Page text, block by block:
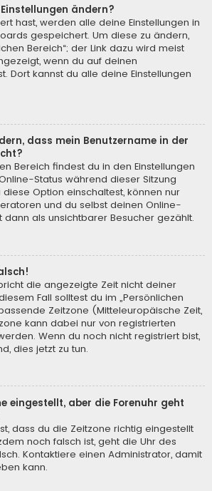
ändern?
hast, werden alle deine Einstellungen in
gespeichert. Um diese zu ändern,
Bereich“; der Link dazu wird meist
wenn du auf deinen
Dort kannst du alle deine Einstellungen
dass mein Benutzername in der
Bereich findest du in den Einstellungen
Status während dieser Sitzung
Option einschaltest, können nur
und du selbst deinen Online-
dann als unsichtbarer Besucher gezählt.
die angezeigte Zeit nicht deiner
Fall solltest du im „Persönlichen
Zeitzone (Mitteleuropäische Zeit,
kann dabei nur von registrierten
Wenn du noch nicht registriert bist,
dies jetzt zu tun.
eingestellt, aber die Forenuhr geht
dass du die Zeitzone richtig eingestellt
noch falsch ist, geht die Uhr des
Kontaktiere einen Administrator, damit
kann.